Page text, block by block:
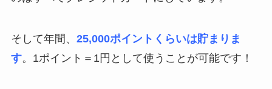
そして年間、 25,000ポイントくらいは貯まりま
す。1ポイント＝1円として使うことが可能です！